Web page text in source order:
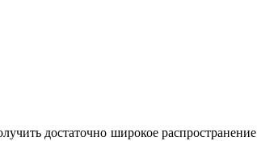
достаточно широкое